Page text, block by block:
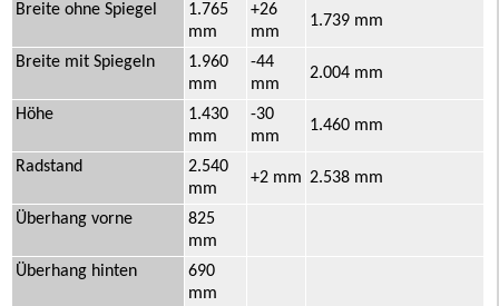
Breite ohne Spiegel
1.765
mm
+26
mm
1.739 mm
Breite mit Spiegeln
1.960
mm
-44
mm
2.004 mm
Höhe
1.430
mm
-30
mm
1.460 mm
Radstand
2.540
mm
+2 mm 2.538 mm
Überhang vorne
825
mm
Überhang hinten
690
mm